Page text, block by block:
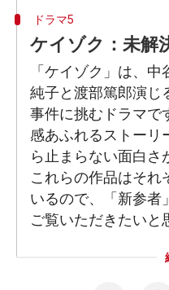
ドラマ5
ケイゾク：未解
「ケイゾク」は、
純子と渡部篤郎演じ
事件に挑むドラマで
感あふれるストーリ
ら止まらない面白さ
これらの作品はそれ
いるので、「新参者
ご覧いただきたいと